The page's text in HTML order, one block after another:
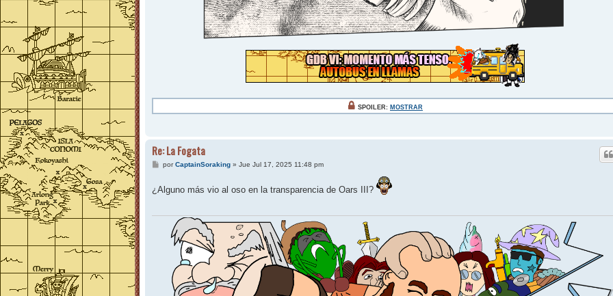
SPOILER: MOSTRAR
Re: La Fogata
M
s
porCaptainSoraking» Jue Jul 17, 2025 11:48 pm
¿Alguno más vio al oso en la transparencia de Oars III?